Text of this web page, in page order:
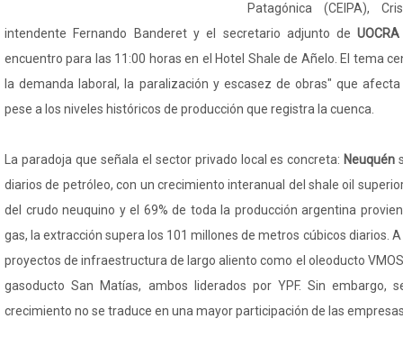
Patagónica (CEIPA),
intendente Fernando Banderet y el secretario adjunto deUOCRA
encuentro para las 11:00 horas en el Hotel Shale de Añelo. El tema
la demanda laboral, la paralización y escasez de obras" que
pese a los niveles históricos de producción que registra la cuenca.
La paradoja que señala el sector privado local es concreta: Neuquén
diarios de petróleo, con un crecimiento interanual del shale oil
del crudo neuquino y el 69% de toda la producción argentina
gas, la extracción supera los 101 millones de metros cúbicos diarios.
proyectos de infraestructura de largo aliento como el oleoducto
gasoducto San Matías, ambos liderados por YPF. Sin embargo,
crecimiento no se traduce en una mayor participación de las